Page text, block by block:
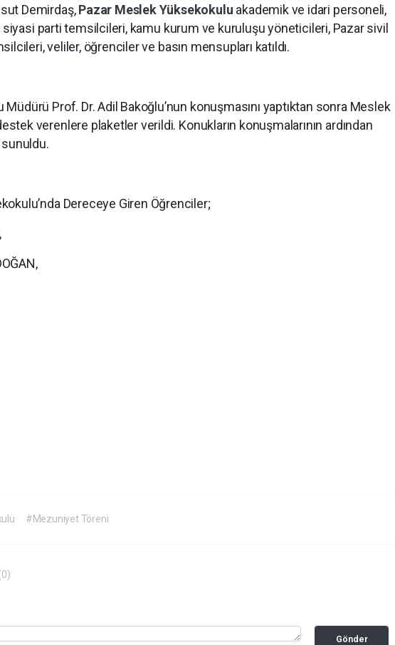
Demirdaş,Pazar Meslek Yüksekokulu akademik ve idari personeli,
parti temsilcileri, kamu kurum ve kuruluşu yöneticileri, Pazar sivil
veliler, öğrenciler ve basın mensupları katıldı.
Prof. Dr. Adil Bakoğlu’nun konuşmasını yaptıktan sonra Meslek
verenlere plaketler verildi. Konukların konuşmalarının ardından
Dereceye Giren Öğrenciler;
#Mezuniyet Töreni
Gönder